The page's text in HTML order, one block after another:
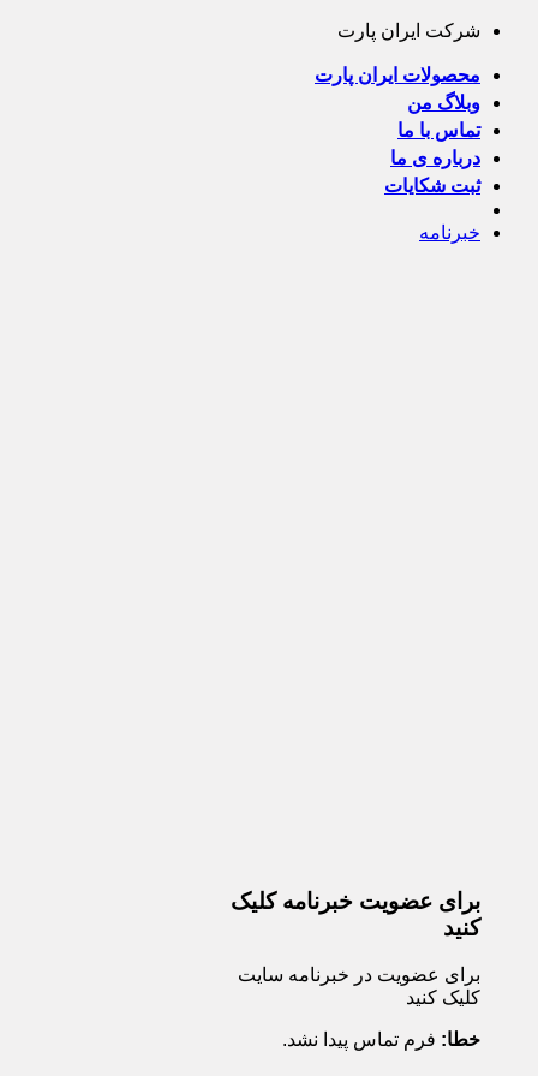
Skip
content
شرکت ایران پارت
محصولات ایران پارت
وبلاگ من
تماس با ما
درباره ی ما
ثبت شکایات
خبرنامه
برای عضویت خبرنامه کلیک
کنید
برای عضویت در خبرنامه سایت
کلیک کنید
خطا: فرم تماس پیدا نشد.